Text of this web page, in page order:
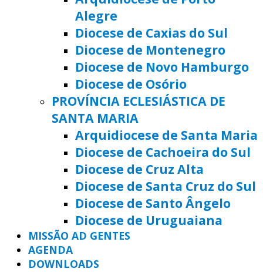
Alegre
Diocese de Caxias do Sul
Diocese de Montenegro
Diocese de Novo Hamburgo
Diocese de Osório
PROVÍNCIA ECLESIÁSTICA DE
SANTA MARIA
Arquidiocese de Santa Maria
Diocese de Cachoeira do Sul
Diocese de Cruz Alta
Diocese de Santa Cruz do Sul
Diocese de Santo Ângelo
Diocese de Uruguaiana
MISSÃO AD GENTES
AGENDA
DOWNLOADS